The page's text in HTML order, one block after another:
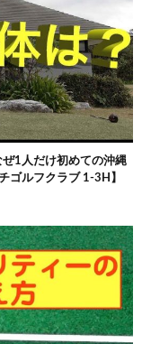
1人だけ初めての沖縄
ゴルフクラブ 1-3H】